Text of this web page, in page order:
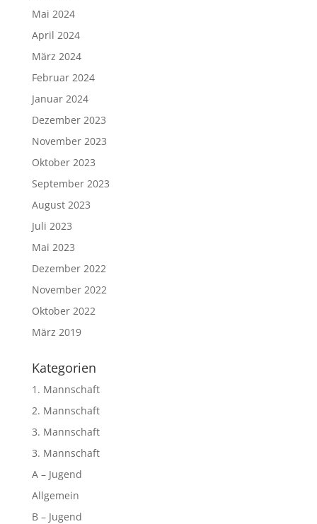
Mai 2024
April 2024
März 2024
Februar 2024
Januar 2024
Dezember 2023
November 2023
Oktober 2023
September 2023
August 2023
Juli 2023
Mai 2023
Dezember 2022
November 2022
Oktober 2022
März 2019
Kategorien
1. Mannschaft
2. Mannschaft
3. Mannschaft
3. Mannschaft
A – Jugend
Allgemein
B – Jugend